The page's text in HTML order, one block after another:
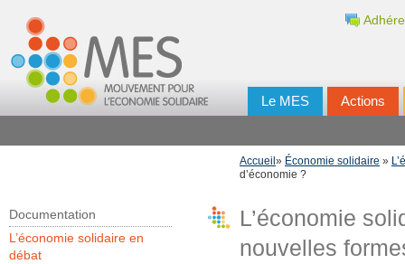
Le MES Actions
Accueil » Économie solidaire »
d’économie ?
Documentation
L’économie solidaire en
débat
L’économie
nouvelles